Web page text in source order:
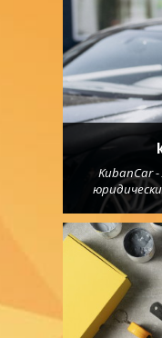
KubanCar